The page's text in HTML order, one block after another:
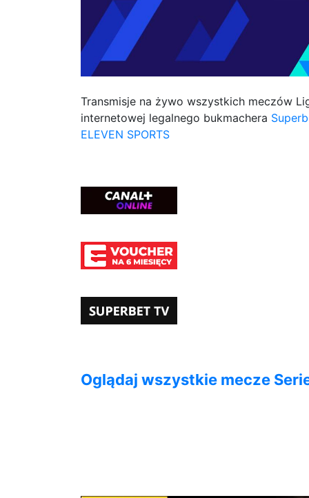
Transmisje na żywo wszystkich meczów
internetowej legalnego bukmachera
ELEVEN SPORTS
Oglądaj wszystkie mecze